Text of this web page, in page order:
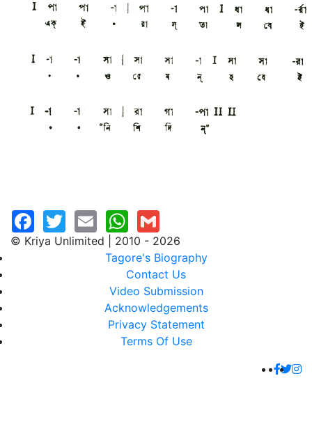
© Kriya Unlimited | 2010 - 2026
Tagore's Biography
Contact Us
Video Submission
Acknowledgements
Privacy Statement
Terms Of Use